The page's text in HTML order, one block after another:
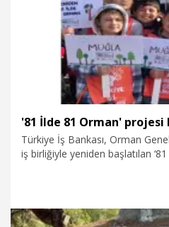
Türkiye İş Bankası, Orman
iş birliğiyle yeniden başlatılan